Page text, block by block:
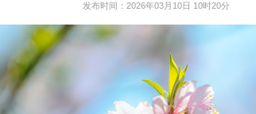
发布时间：2026年03月10日 10时20分